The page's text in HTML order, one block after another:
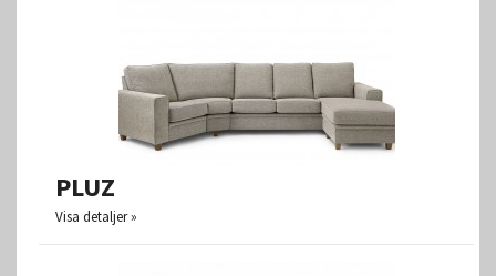
PLUZ
Visa detaljer